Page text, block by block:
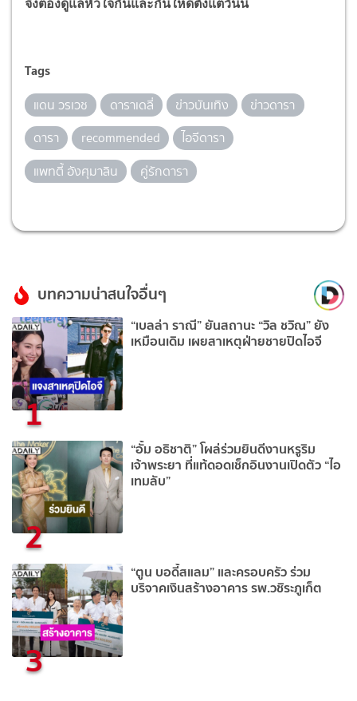
จึงต้องดูแลหัวใจกันและกันให้ดีตั้งแต่วันนี้
Tags
แดน วรเวช ดาราเดลี่ ข่าวบันเทิง
ข่าวดารา
ดารา
recommended
ไอจีดารา
แพทตี้ อังศุมาลิน
คู่รักดารา
บทความน่าสนใจอื่นๆ
1
“เบลล่า ราณี” ยันสถานะ “วิล ชวิณ” ยัง
เหมือนเดิม เผยสาเหตุฝ่ายชายปิดไอจี
2
“อั้ม อธิชาติ” โผล่ร่วมยินดีงานหรูริม
เจ้าพระยา ที่แท้ดอดเช็กอินงานเปิดตัว “ไอ
เทมลับ”
3
“ตูน บอดี้สแลม” และครอบครัว ร่วม
บริจาคเงินสร้างอาคาร รพ.วชิระภูเก็ต